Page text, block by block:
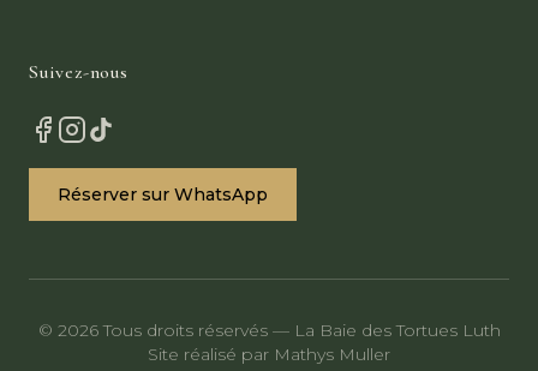
Suivez-nous
Réserver sur WhatsApp
© 2026 Tous droits réservés — La Baie des Tortues Luth
Site réalisé par Mathys Muller